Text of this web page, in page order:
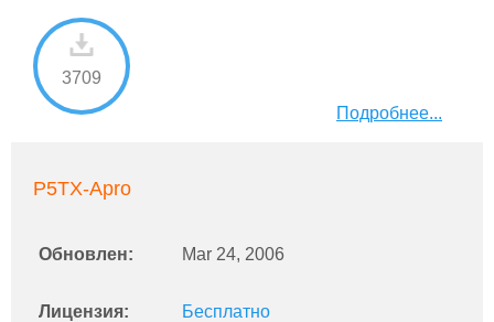
3709
Подробнее...
P5TX-Apro
Обновлен: Mar 24, 2006
Лицензия: Бесплатно